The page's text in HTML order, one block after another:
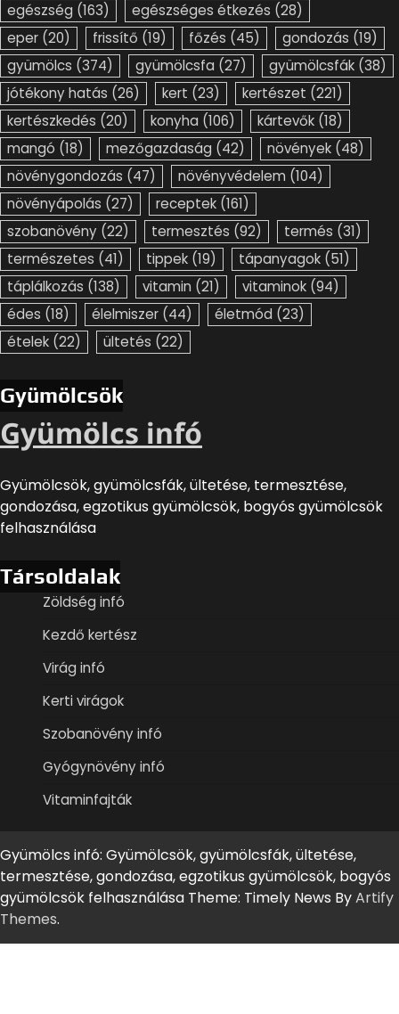
egészség (163) egészséges étkezés (28)
eper (20) frissítő (19) főzés (45) gondozás (19)
gyümölcs (374) gyümölcsfa (27) gyümölcsfák (38)
jótékony hatás (26) kert (23) kertészet (221)
kertészkedés (20) konyha (106) kártevők (18)
mangó (18) mezőgazdaság (42) növények (48)
növénygondozás (47) növényvédelem (104)
növényápolás (27) receptek (161)
szobanövény (22) termesztés (92) termés (31)
természetes (41) tippek (19) tápanyagok (51)
táplálkozás (138) vitamin (21) vitaminok (94)
édes (18) élelmiszer (44) életmód (23)
ételek (22) ültetés (22)
Gyümölcsök
Gyümölcs infó
Gyümölcsök, gyümölcsfák, ültetése, termesztése,
gondozása, egzotikus gyümölcsök, bogyós gyümölcsök
felhasználása
Társoldalak
Zöldség infó
Kezdő kertész
Virág infó
Kerti virágok
Szobanövény infó
Gyógynövény infó
Vitaminfajták
Gyümölcs infó: Gyümölcsök, gyümölcsfák, ültetése,
termesztése, gondozása, egzotikus gyümölcsök, bogyós
gyümölcsök felhasználása Theme: Timely News ByArtify
Themes.